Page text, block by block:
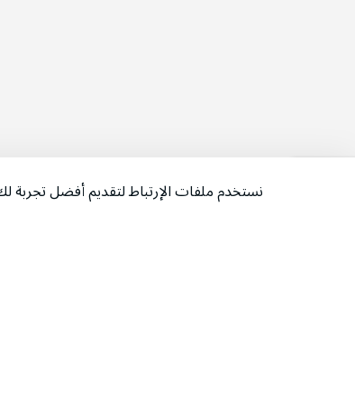
نستخدم ملفات الإرتباط لتقديم أفضل